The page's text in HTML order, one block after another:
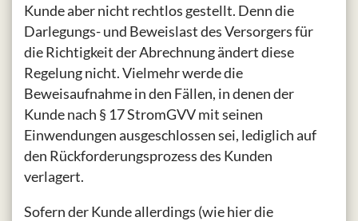
Kunde aber nicht rechtlos gestellt. Denn die
Darlegungs- und Beweislast des Versorgers für
die Richtigkeit der Abrechnung ändert diese
Regelung nicht. Vielmehr werde die
Beweisaufnahme in den Fällen, in denen der
Kunde nach § 17 StromGVV mit seinen
Einwendungen ausgeschlossen sei, lediglich auf
den Rückforderungsprozess des Kunden
verlagert.
Sofern der Kunde allerdings (wie hier die